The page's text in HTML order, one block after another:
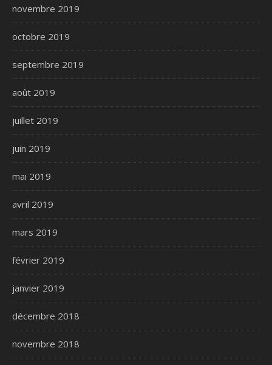
novembre 2019
octobre 2019
septembre 2019
août 2019
juillet 2019
juin 2019
mai 2019
avril 2019
mars 2019
février 2019
janvier 2019
décembre 2018
novembre 2018